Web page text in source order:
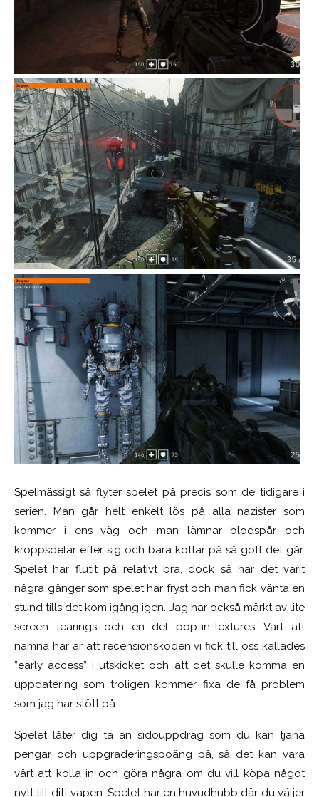
Spelmässigt så flyter spelet på precis som de tidigare i
serien. Man går helt enkelt lös på alla nazister som
kommer i ens väg och man lämnar blodspår och
kroppsdelar efter sig och bara köttar på så gott det går.
Spelet har flutit på relativt bra, dock så har det varit
några gånger som spelet har fryst och man fick vänta en
stund tills det kom igång igen. Jag har också märkt av lite
screen tearings och en del pop-in-textures. Värt att
nämna här är att recensionskoden vi fick till oss kallades
”early access” i utskicket och att det skulle komma en
uppdatering som troligen kommer fixa de få problem
som jag har stött på.
Spelet låter dig ta an sidouppdrag som du kan tjäna
pengar och uppgraderingspoäng på, så det kan vara
värt att kolla in och göra några om du vill köpa något
nytt till ditt vapen. Spelet har en huvudhubb där du väljer